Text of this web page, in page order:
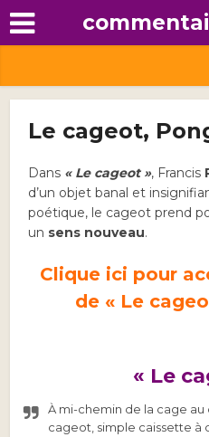
Le cageot,
Dans « Le cageot », Francis
d’un objet banal et
poétique, le cageot prend
un sens nouveau.
Clique ici pour
de « Le
« Le
À mi-chemin de la cage au
cageot, simple caissette à